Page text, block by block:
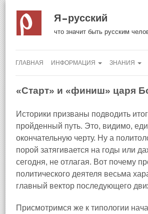
Я русский
что значит быть русским
ГЛАВНАЯ ИНФОРМАЦИЯ ЗНАНИЯ
«Старт» и «финиш» царя
Историки призваны подводить
пройденный путь. Это, видимо,
окончательную черту. Ну а
порой затягивается на годы или
сегодня, не отлагая. Вот почему
политического деятеля весьма
главный вектор последующего
Присмотримся же к типологии